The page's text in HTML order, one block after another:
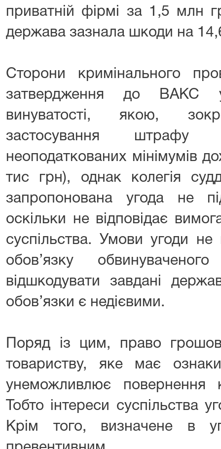
приватній фірмі за 1,5 млн
держава зазнала шкоди на
Сторони кримінального
затвердження до ВАКС
винуватості, якою,
застосування
неоподаткованих мінімумів
тис грн), однак колегія
запропонована угода не
оскільки не відповідає
суспільства. Умови угоди
обов’язку
відшкодувати завдані
обов’язки є недієвими.
Поряд із цим, право
товариству, яке має
унеможливлює повернення
Тобто інтереси суспільства
Крім того, визначене в